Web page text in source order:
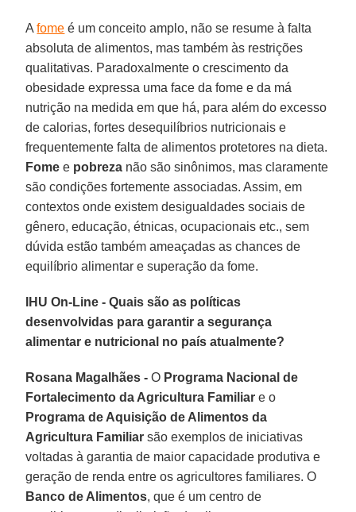
Afome é um conceito amplo, não se resume à falta
absoluta de alimentos, mas também às restrições
qualitativas. Paradoxalmente o crescimento da
obesidade expressa uma face da fome e da má
nutrição na medida em que há, para além do excesso
de calorias, fortes desequilíbrios nutricionais e
frequentemente falta de alimentos protetores na dieta.
Fome e pobreza não são sinônimos, mas claramente
são condições fortemente associadas. Assim, em
contextos onde existem desigualdades sociais de
gênero, educação, étnicas, ocupacionais etc., sem
dúvida estão também ameaçadas as chances de
equilíbrio alimentar e superação da fome.
IHU On-Line - Quais são as políticas
desenvolvidas para garantir a segurança
alimentar e nutricional no país atualmente?
Rosana Magalhães - O Programa Nacional de
Fortalecimento da Agricultura Familiar e o
Programa de Aquisição de Alimentos da
Agricultura Familiar são exemplos de iniciativas
voltadas à garantia de maior capacidade produtiva e
geração de renda entre os agricultores familiares. O
Banco de Alimentos, que é um centro de